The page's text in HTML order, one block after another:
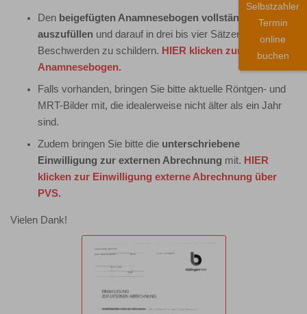
Den beigefügten Anamnesebogen vollständig
auszufüllen und darauf in drei bis vier Sätzen Ihre
Beschwerden zu schildern. HIER klicken zum
Anamnesebogen.
Falls vorhanden, bringen Sie bitte aktuelle Röntgen- und
MRT-Bilder mit, die idealerweise nicht älter als ein Jahr
sind.
Zudem bringen Sie bitte die unterschriebene
Einwilligung zur externen Abrechnung mit. HIER
klicken zur Einwilligung externe Abrechnung über
PVS.
Vielen Dank!
Selbstzahler
Termin
online
buchen